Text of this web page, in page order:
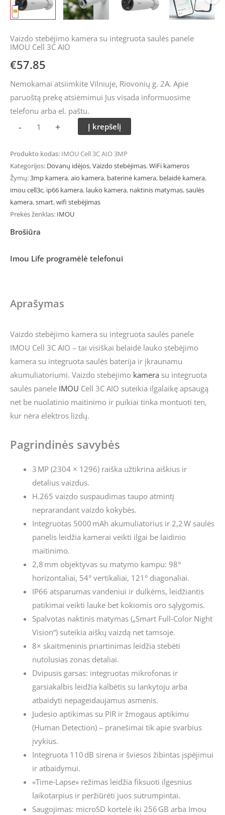
Vaizdo stebėjimo kamera su integruota saulės panele
IMOU Cell 3C AIO
€57.85
Nemokamai atsiimkite Vilniuje, Riovonių g. 2A. Apie
paruoštą prekę atsiėmimui Jus visada informuosime
telefonu arba el. paštu.
- + Į krepšelį
Produkto kodas: IMOU Cell 3C AIO 3MP
Kategorijos: Dovanų idėjos,Vaizdo stebėjimas,WiFi kameros
Žymų:3mp kamera,aio kamera, baterinė kamera, belaidė kamera,
imou cell3c, ip66 kamera, lauko kamera, naktinis matymas,saulės
kamera,smart,wifi stebėjimas
Prekės ženklas: IMOU
Brošiūra
Imou Life programėlė telefonui
Aprašymas
Vaizdo stebėjimo kamera su integruota saulės panele
IMOU Cell 3C AIO – tai visiškai belaidė lauko stebėjimo
kamera su integruota saulės baterija ir įkraunamu
akumuliatoriumi. Vaizdo stebėjimo kamera su integruota
saulės panele IMOU Cell 3C AIO suteikia ilgalaikę apsaugą
net be nuolatinio maitinimo ir puikiai tinka montuoti ten,
kur nėra elektros lizdų.
Pagrindinės savybės
3 MP (2304 × 1296) raiška užtikrina aiškius ir
detalius vaizdus.
H.265 vaizdo suspaudimas taupo atmintį
neprarandant vaizdo kokybės.
Integruotas 5000 mAh akumuliatorius ir 2,2 W saulės
panelis leidžia kamerai veikti ilgai be laidinio
maitinimo.
2,8 mm objektyvas su matymo kampu: 98°
horizontaliai, 54° vertikaliai, 121° diagonaliai.
IP66 atsparumas vandeniui ir dulkėms, leidžiantis
patikimai veikti lauke bet kokiomis oro sąlygomis.
Spalvotas naktinis matymas („Smart Full‑Color Night
Vision“) suteikia aiškų vaizdą net tamsoje.
8× skaitmeninis priartinimas leidžia stebėti
nutolusias zonas detaliai.
Dvipusis garsas: integruotas mikrofonas ir
garsiakalbis leidžia kalbėtis su lankytoju arba
atbaidyti nepageidaujamus asmenis.
Judesio aptikimas su PIR ir žmogaus aptikimu
(Human Detection) – pranešimai tik apie svarbius
įvykius.
Integruota 110 dB sirena ir šviesos žibintas įspėjimui
ir atbaidymui.
«Time‑Lapse» režimas leidžia fiksuoti ilgesnius
laikotarpius ir peržiūrėti juos sutrumpintai.
Saugojimas: microSD kortelė iki 256 GB arba Imou